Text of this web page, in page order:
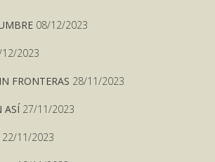
08/12/2023
2023
FRONTERAS 28/11/2023
ASÍ 27/11/2023
22/11/2023